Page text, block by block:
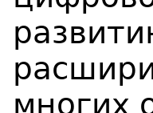
многих